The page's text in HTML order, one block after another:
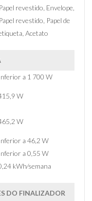
Papel revestido, Envelope,
Papel revestido, Papel de
Acetato
a 1 700 W
W
W
a 46,2 W
a 0,55 W
kWh⁄semana
DO FINALIZADOR